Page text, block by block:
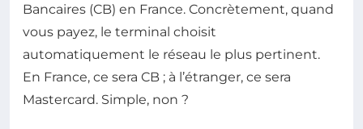
Bancaires (CB) en France. Concrètement, quand
vous payez, le terminal choisit
automatiquement le réseau le plus pertinent.
En France, ce sera CB ; à l’étranger, ce sera
Mastercard. Simple, non ?